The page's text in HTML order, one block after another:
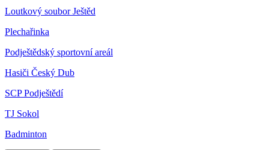
Loutkový soubor Ještěd
Plechařinka
Podještědský sportovní areál
Hasiči Český Dub
SCP Podještědí
TJ Sokol
Badminton